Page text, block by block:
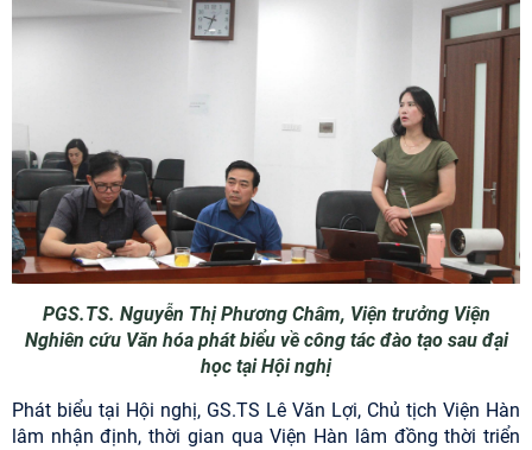
PGS.TS. Nguyễn Thị Phương Châm, Viện trưởng Viện
Nghiên cứu Văn hóa phát biểu về công tác đào tạo sau đại
học tại Hội nghị
Phát biểu tại Hội nghị, GS.TS Lê Văn Lợi, Chủ tịch Viện Hàn
lâm nhận định, thời gian qua Viện Hàn lâm đồng thời triển